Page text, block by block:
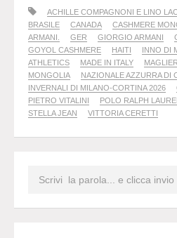
ACHILLE COMPAGNONI E LINO
BRASILE
CANADA CASHMERE
ARMANI.
GER GIORGIO ARMANI
GOYOL CASHMERE
HAITI INNO DI
ATHLETICS
MADE IN ITALY
MONGOLIA
NAZIONALE AZZURRA DI
INVERNALI DI MILANO-CORTINA 2026
PIETRO VITALINI
POLO RALPH
STELLA JEAN
VITTORIA CERETTI